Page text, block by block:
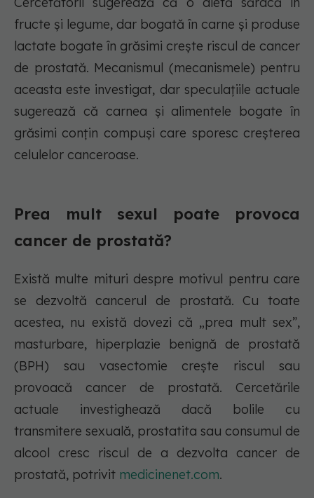
fructe și legume, dar bogată în carne și produse
lactate bogate în grăsimi crește riscul de cancer
de prostată. Mecanismul (mecanismele) pentru
aceasta este investigat, dar speculațiile actuale
sugerează că carnea și alimentele bogate în
grăsimi conțin compuși care sporesc creșterea
celulelor canceroase.
Prea mult sexul poate provoca
cancer de prostată?
Există multe mituri despre motivul pentru care
se dezvoltă cancerul de prostată. Cu toate
acestea, nu există dovezi că „prea mult sex”,
masturbare, hiperplazie benignă de prostată
(BPH) sau vasectomie crește riscul sau
provoacă cancer de prostată. Cercetările
actuale investighează dacă bolile cu
transmitere sexuală, prostatita sau consumul de
alcool cresc riscul de a dezvolta cancer de
prostată, potrivit medicinenet.com.